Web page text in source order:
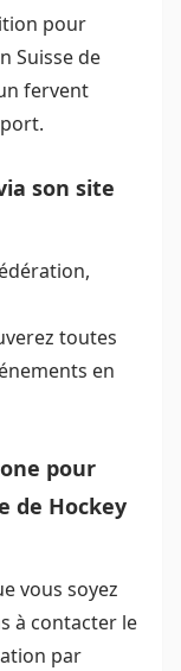
pour
Suisse de
fervent
son site
toutes
en
pour
de Hockey
vous soyez
à contacter le
par